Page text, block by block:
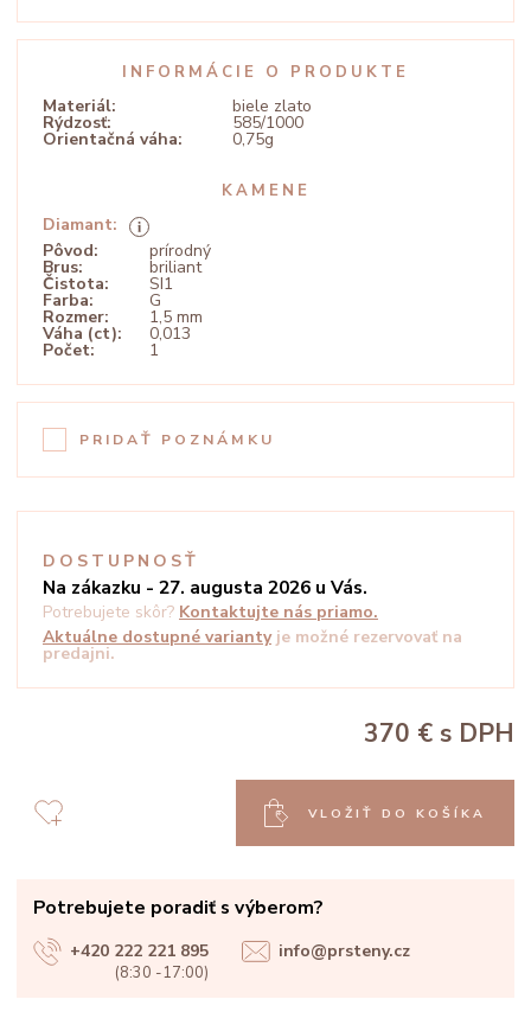
INFORMÁCIE O PRODUKTE
Materiál: biele zlato
Rýdzosť: 585/1000
Orientačná váha: 0,75g
KAMENE
Diamant:
Pôvod:
prírodný
Brus: briliant
Čistota: SI1
Farba: G
Rozmer: 1,5 mm
Váha (ct): 0,013
Počet: 1
PRIDAŤ POZNÁMKU
DOSTUPNOSŤ
Na zákazku - 27. augusta 2026 u Vás.
Potrebujete skôr? Kontaktujte nás priamo.
Aktuálne dostupné varianty je možné rezervovať na
predajni.
370 € s DPH
VLOŽIŤ DO KOŠÍKA
Potrebujete poradiť s výberom?
+420 222 221 895
(8:30 -17:00)
info@prsteny.cz